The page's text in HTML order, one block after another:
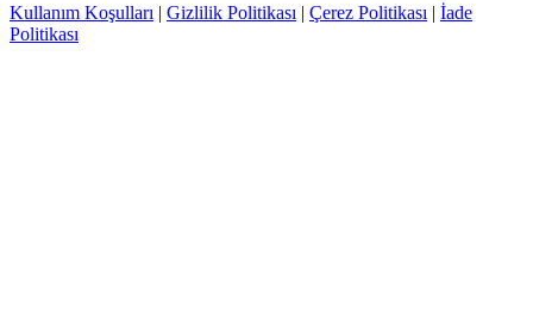
Kullanım Koşulları | Gizlilik Politikası | Çerez Politikası | İade
Politikası